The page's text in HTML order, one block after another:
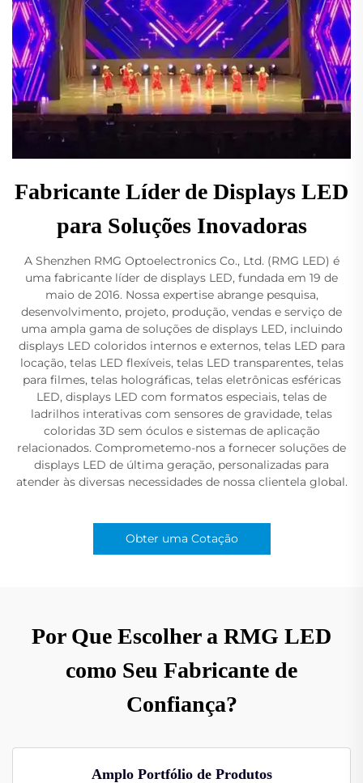
Fabricante Líder de Displays LED
para Soluções Inovadoras
A Shenzhen RMG Optoelectronics Co., Ltd. (RMG LED) é
uma fabricante líder de displays LED, fundada em 19 de
maio de 2016. Nossa expertise abrange pesquisa,
desenvolvimento, projeto, produção, vendas e serviço de
uma ampla gama de soluções de displays LED, incluindo
displays LED coloridos internos e externos, telas LED para
locação, telas LED flexíveis, telas LED transparentes, telas
para filmes, telas holográficas, telas eletrônicas esféricas
LED, displays LED com formatos especiais, telas de
ladrilhos interativas com sensores de gravidade, telas
coloridas 3D sem óculos e sistemas de aplicação
relacionados. Comprometemo-nos a fornecer soluções de
displays LED de última geração, personalizadas para
atender às diversas necessidades de nossa clientela global.
Obter uma Cotação
Por Que Escolher a RMG LED
como Seu Fabricante de
Confiança?
Amplo Portfólio de Produtos